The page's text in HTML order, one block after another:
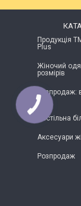
Продукція
Plus
Жіночий
розмірів
Розпродаж:
грн
Постільна
Аксесуари
Розпродаж